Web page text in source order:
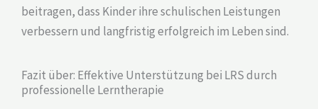
beitragen, dass Kinder ihre schulischen Leistungen
verbessern und langfristig erfolgreich im Leben sind.
Fazit über: Effektive Unterstützung bei LRS durch
professionelle Lerntherapie